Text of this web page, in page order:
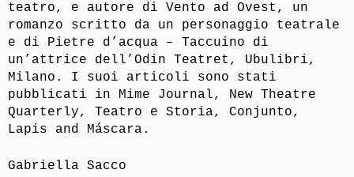
teatro, e autore di Vento ad Ovest, un
romanzo scritto da un personaggio teatrale
e di Pietre d’acqua – Taccuino di
un’attrice dell’Odin Teatret, Ubulibri,
Milano. I suoi articoli sono stati
pubblicati in Mime Journal, New Theatre
Quarterly, Teatro e Storia, Conjunto,
Lapis and Máscara.
Gabriella Sacco